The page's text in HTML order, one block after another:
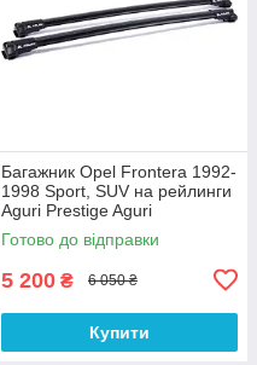
Багажник Opel Frontera 1992-
1998 Sport, SUV на рейлинги
Aguri Prestige Aguri
Готово до відправки
5 200 ₴ 6 050 ₴
Купити